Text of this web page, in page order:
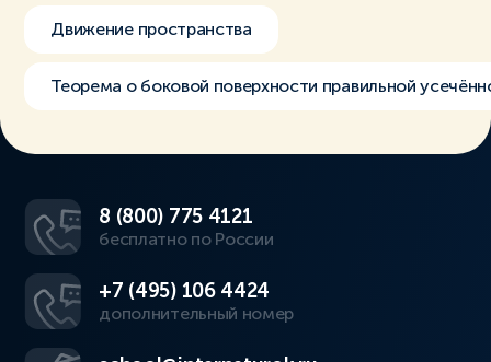
Движение пространства
Теорема о боковой поверхности правильной
8 (800) 775 4121
бесплатно по России
+7 (495) 106 4424
дополнительный номер